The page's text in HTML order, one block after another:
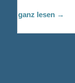
ganz lesen →